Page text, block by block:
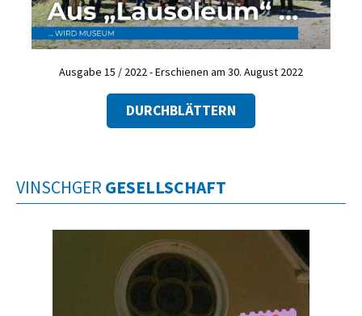
Ausgabe 15 / 2022 - Erschienen am 30. August 2022
DURCHBLÄTTERN
VINSCHGER GESELLSCHAFT